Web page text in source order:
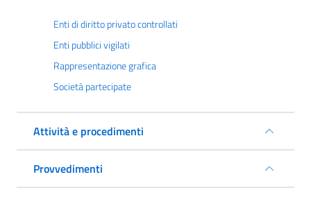
Enti di diritto privato controllati
Enti pubblici vigilati
Rappresentazione grafica
Società partecipate
Attività e procedimenti
Provvedimenti